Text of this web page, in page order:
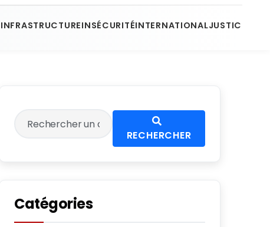
INFRASTRUCTUREINSÉCURITÉINTERNATIONALJUSTICE
RECHERCHER
Catégories